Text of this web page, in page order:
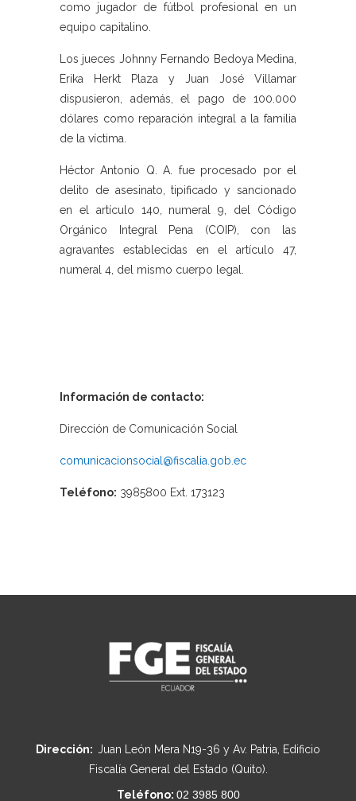
como jugador de fútbol profesional en un
equipo capitalino.
Los jueces Johnny Fernando Bedoya Medina,
Erika Herkt Plaza y Juan José Villamar
dispusieron, además, el pago de 100.000
dólares como reparación integral a la familia
de la víctima.
Héctor Antonio Q. A. fue procesado por el
delito de asesinato, tipificado y sancionado
en el artículo 140, numeral 9, del Código
Orgánico Integral Pena (COIP), con las
agravantes establecidas en el artículo 47,
numeral 4, del mismo cuerpo legal.
Información de contacto:
Dirección de Comunicación Social
comunicacionsocial@fiscalia.gob.ec
Teléfono: 3985800 Ext. 173123
Dirección: Juan León Mera N19-36 y Av. Patria, Edificio
Fiscalía General del Estado (Quito).
Teléfono: 02 3985 800